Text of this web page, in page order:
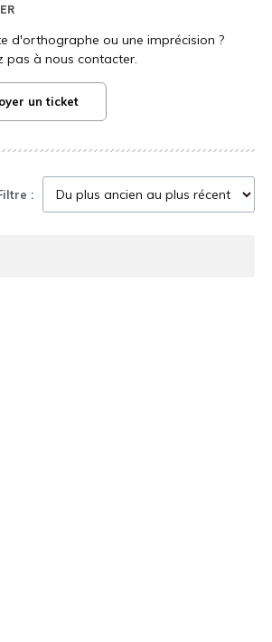
d'orthographe ou une imprécision ?
pas à nous contacter.
un ticket
: